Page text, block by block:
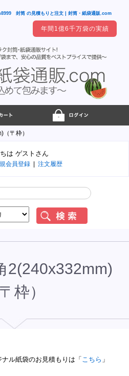
封筒 の見積もりと注文 | 封筒・紙袋通販.com
年間1億6千万袋の実績
〒枠）
は ゲストさん
会員登録 注文履歴
2(240x332mm)
〒枠）
ナル紙袋のお見積もりは「 こちら 」